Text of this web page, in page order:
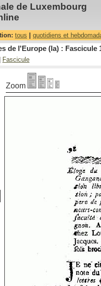
de Luxembourg
tous quotidiens et
de l'Europe (la) : Fascicule
Fascicule
Zoom